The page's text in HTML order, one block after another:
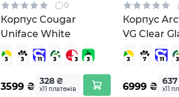
0
Корпус Cougar
Uniface White
3599₴ 328 ₴
х11 платежів
Корпус
VG Clear
6999₴ х11